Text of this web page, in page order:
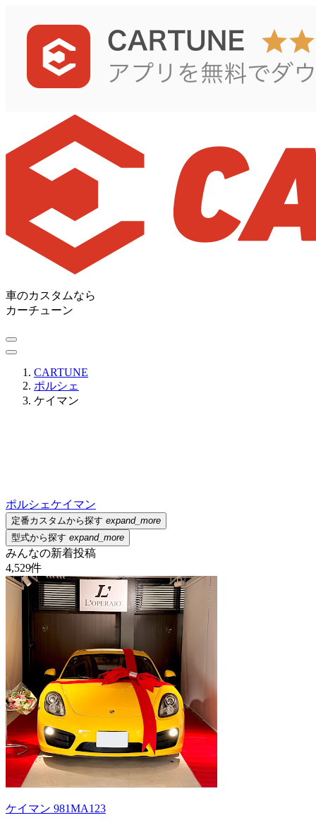
車のカスタムなら
カーチューン
CARTUNE
ポルシェ
ケイマン
ポルシェケイマン
定番カスタムから探す expand_more
型式から探す expand_more
みんなの新着投稿
4,529件
ケイマン 981MA123